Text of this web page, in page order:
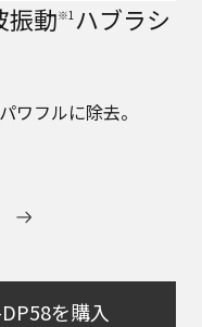
振動※1 ハブラシ
ワフルに除去。
を購入